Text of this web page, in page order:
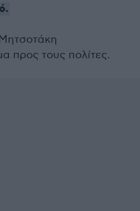
προς τους πολίτες.